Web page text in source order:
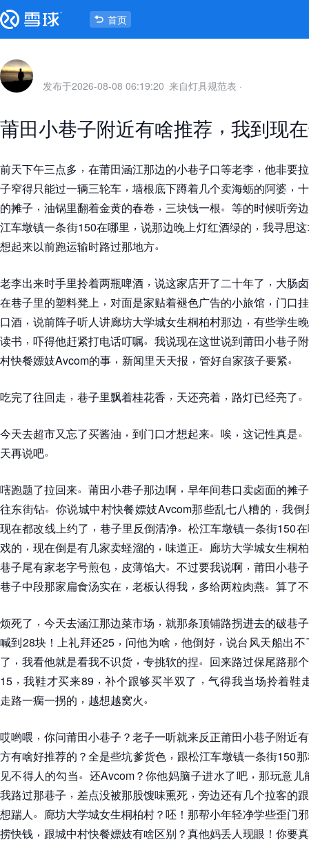
首页
发布于2026-08-08 06:19:20 来自灯具规范表 ·
莆田小巷子附近有啥推荐 ， 我到现
前天下午三点多 ， 在莆田涵江那边的小巷子口等老李 ， 他非要
子窄得只能过一辆三轮车 ， 墙根底下蹲着几个卖海蛎的阿婆 ，
的摊子 ， 油锅里翻着金黄的春卷 ， 三块钱一根。 等的时候听旁
江车墩镇一条街150在哪里 ， 说那边晚上灯红酒绿的 ， 我寻思
想起来以前跑运输时路过那地方。
老李出来时手里拎着两瓶啤酒 ， 说这家店开了二十年了 ， 大肠
在巷子里的塑料凳上 ， 对面是家贴着褪色广告的小旅馆 ， 门口
口酒 ， 说前阵子听人讲廊坊大学城女生桐柏村那边 ， 有些学生
读书 ， 吓得他赶紧打电话叮嘱。 我说现在这世说到莆田小巷子
村快餐嫖妓Avcom的事 ， 新闻里天天报 ， 管好自家孩子要紧。
吃完了往回走 ， 巷子里飘着桂花香 ， 天还亮着 ， 路灯已经亮了。
今天去超市又忘了买酱油 ， 到门口才想起来。 唉 ， 这记性真是。
天再说吧。
嗐跑题了拉回来。 莆田小巷子那边啊 ， 早年间巷口卖卤面的摊
往东街钻。 你说城中村快餐嫖妓Avcom那些乱七八糟的 ， 我倒
现在都改线上约了 ， 巷子里反倒清净。 松江车墩镇一条街150
戏的 ， 现在倒是有几家卖蛏溜的 ， 味道正。 廊坊大学城女生桐
巷子尾有家老字号煎包 ， 皮薄馅大。 不过要我说啊 ， 莆田小巷
巷子中段那家扁食汤实在 ， 老板认得我 ， 多给两粒肉燕。 算了
烦死了 ， 今天去涵江那边菜市场 ， 就那条顶铺路拐进去的破巷子
喊到28块 ！ 上礼拜还25 ， 问他为啥 ， 他倒好 ， 说台风天船出不
了 ， 我看他就是看我不识货 ， 专挑软的捏。 回来路过保尾路那
15 ， 我鞋才买来89 ， 补个跟够买半双了 ， 气得我当场拎着鞋
走路一瘸一拐的 ， 越想越窝火。
哎哟喂 ， 你问莆田小巷子 ？老子一听就来反正莆田小巷子附近
方有啥好推荐的 ？全是些坑爹货色 ， 跟松江车墩镇一条街150
见不得人的勾当。 还Avcom？你他妈脑子进水了吧 ， 那玩意儿
我路过那巷子 ， 差点没被那股馊味熏死 ， 旁边还有几个拉客的
想踹人。 廊坊大学城女生桐柏村？呸 ！ 那帮小年轻净学些歪门
捞快钱 ， 跟城中村快餐嫖妓有啥区别 ？真他妈丢人现眼 ！ 你要